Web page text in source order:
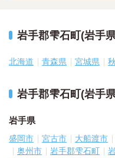
岩手郡雫石町(岩手
北海道 青森県 宮城県
岩手郡雫石町(岩手
岩手県
盛岡市 宮古市 大船渡市
奥州市
岩手郡雫石町